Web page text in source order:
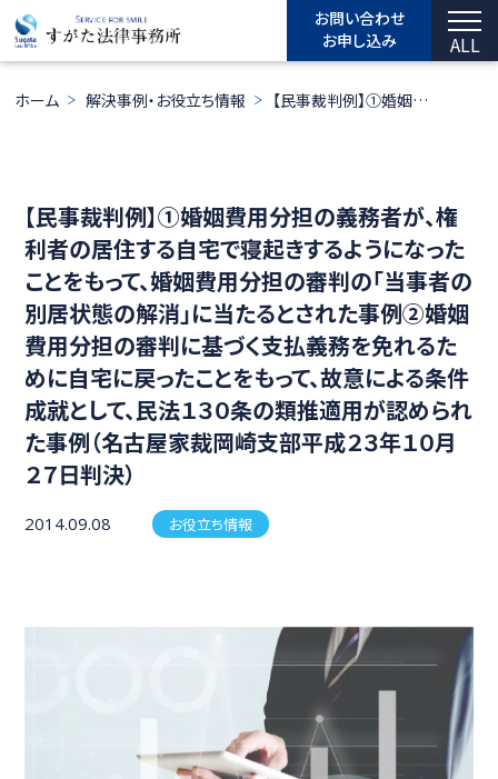
お問い合わせ
お申し込み
ALL
ホーム 解決事例・お役立ち情報 【民事裁判例】①婚姻費用分担の義務者が、権利者の居住する自宅で寝起きするようになったことをもって、婚姻費用分担の審判の「当事者の別居状態の解消」に当たるとされた事例②婚姻費用分担の審判に基づく支払義務を免れるために自宅に戻ったことをもって、故意による条件成就として、民法１３０条の類推適用が認められた事例（名古屋家裁岡崎支部平成２３年１０月２７日判決）
【民事裁判例】①婚姻費用分担の義務者が、権
利者の居住する自宅で寝起きするようになった
ことをもって、婚姻費用分担の審判の「当事者の
別居状態の解消」に当たるとされた事例②婚姻
費用分担の審判に基づく支払義務を免れるた
めに自宅に戻ったことをもって、故意による条件
成就として、民法１３０条の類推適用が認められ
た事例（名古屋家裁岡崎支部平成２３年１０月
２７日判決）
2014.09.08 お役立ち情報